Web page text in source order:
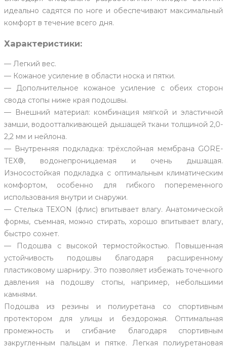
идеально садятся по ноге и обеспечивают максимальный
комфорт в течение всего дня.
Характеристики:
— Легкий вес.
— Кожаное усиление в области носка и пятки.
— Дополнительное кожаное усиление с обеих сторон
свода стопы ниже края подошвы.
— Внешний материал: комбинация мягкой и эластичной
замши, водоотталкивающей дышащей ткани толщиной 2,0-
2,2 мм и нейлона.
— Внутренняя подкладка: трёхслойная мембрана GORE-
TEX®, водонепроницаемая и очень дышащая.
Износостойкая подкладка с оптимальным климатическим
комфортом, особенно для гибкого попеременного
использования внутри и снаружи.
— Стелька TEXON (флис) впитывает влагу. Анатомической
формы, съемная, можно стирать, хорошо впитывает влагу,
быстро сохнет.
— Подошва с высокой термостойкостью. Повышенная
устойчивость подошвы благодаря расширенному
пластиковому шарниру. Это позволяет избежать точечного
давления на подошву стопы, например, небольшими
камнями.
Подошва из резины и полиуретана со спортивным
протектором для улицы и бездорожья. Оптимальная
промежность и сгибание благодаря спортивным
закругленным пальцам и пятке. Легкая полиуретановая